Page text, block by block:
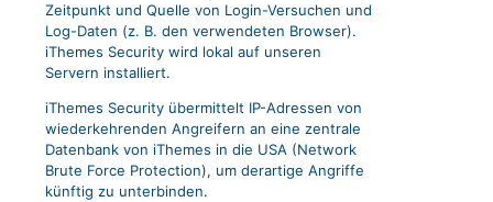
Zeitpunkt und Quelle von Login-Versuchen und
Log-Daten (z. B. den verwendeten Browser).
iThemes Security wird lokal auf unseren
Servern installiert.
iThemes Security übermittelt IP-Adressen von
wiederkehrenden Angreifern an eine zentrale
Datenbank von iThemes in die USA (Network
Brute Force Protection), um derartige Angriffe
künftig zu unterbinden.